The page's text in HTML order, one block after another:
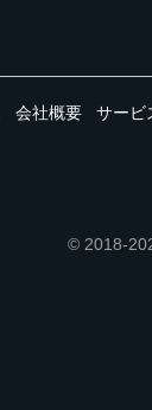
会社概要 サービ
© 2018-